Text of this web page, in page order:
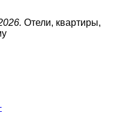
Отели, квартиры,